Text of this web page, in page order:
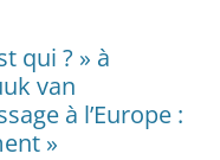
qui ? » à
van
à l’Europe :
»